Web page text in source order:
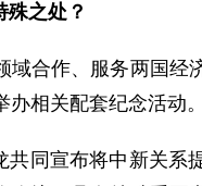
之处？
域合作、服务两国经
相关配套纪念活动。
共同宣布将中新关系